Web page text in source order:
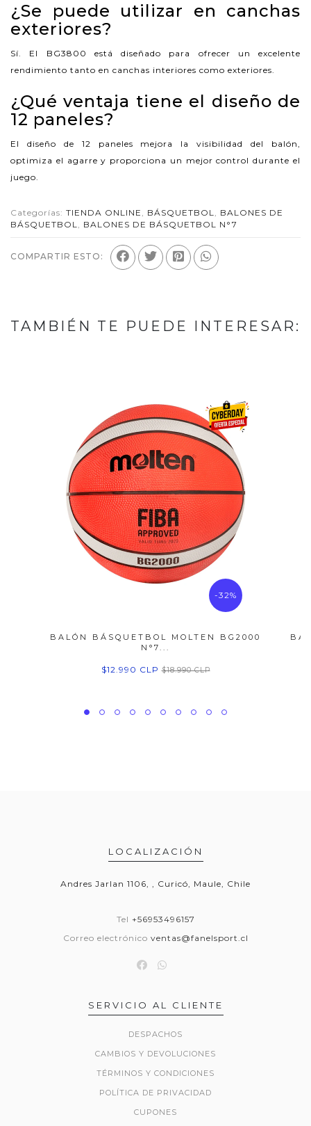
¿Se puede utilizar en canchas
exteriores?
Sí. El BG3800 está diseñado para ofrecer un excelente
rendimiento tanto en canchas interiores como exteriores.
¿Qué ventaja tiene el diseño de
12 paneles?
El diseño de 12 paneles mejora la visibilidad del balón,
optimiza el agarre y proporciona un mejor control durante el
juego.
Categorías: TIENDA ONLINE , BÁSQUETBOL, BALONES DE
BÁSQUETBOL, BALONES DE BÁSQUETBOL N°7
COMPARTIR ESTO:
TAMBIÉN TE PUEDE INTERESAR:
-32%
BALÓN BÁSQUETBOL MOLTEN BG2000
N°7...
$12.990 CLP $18.990 CLP
LOCALIZACIÓN
Andres Jarlan 1106, , Curicó, Maule, Chile
Tel +56953496157
Correo electrónico ventas@fanelsport.cl
SERVICIO AL CLIENTE
DESPACHOS
CAMBIOS Y DEVOLUCIONES
TÉRMINOS Y CONDICIONES
POLÍTICA DE PRIVACIDAD
CUPONES